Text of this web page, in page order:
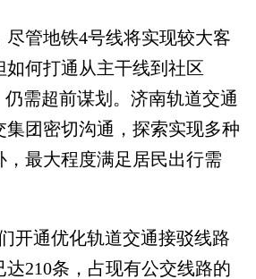
管地铁4号线将实现较大客
如何打通从主干线到社区
仍需超前谋划。济南轨道交通
集团密切沟通，探索实现多种
，最大程度满足居民出行需
通优化轨道交通接驳线路
达210条，占现有公交线路的